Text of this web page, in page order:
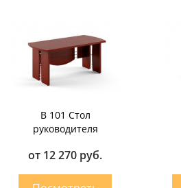
B 101 Стол
руководителя
от 12 270 руб.